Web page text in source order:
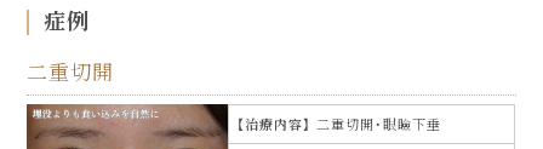
症例
二重切開
治療内容 二重切開・眼瞼下垂